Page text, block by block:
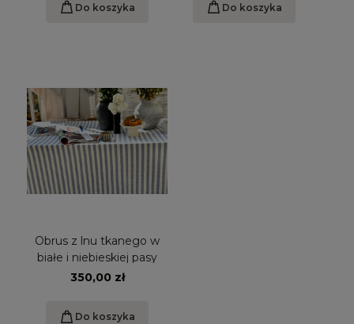
Do koszyka Do koszyka
Obrus z lnu tkanego w
białe i niebieskiej pasy
350,00 zł
Do koszyka